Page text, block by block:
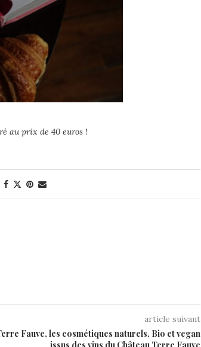
au prix de 40 euros !
article suivant
Fauve, les cosmétiques naturels, Bio et vegan